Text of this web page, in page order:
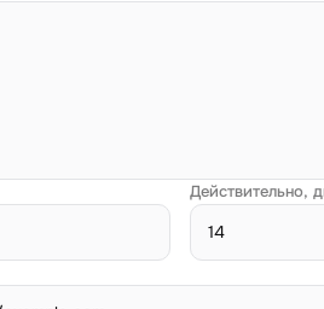
Действительно,